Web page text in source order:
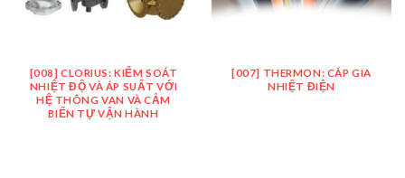
[008] CLORIUS: KIỂM SOÁT
NHIỆT ĐỘ VÀ ÁP SUẤT VỚI
HỆ THÔNG VAN VÀ CẢM
BIẾN TỰ VẬN HÀNH
[007] THERMON: CÁP GIA
NHIỆT ĐIỆN